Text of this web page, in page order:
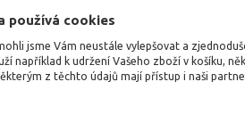
používá cookies
jsme Vám neustále vylepšovat a
například k udržení Vašeho zboží v košíku,
z těchto údajů mají přístup i naši